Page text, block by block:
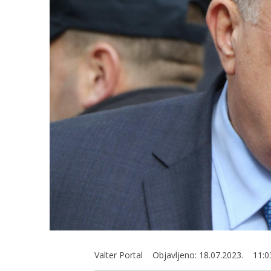
Valter Portal Objavljeno: 18.07.2023.